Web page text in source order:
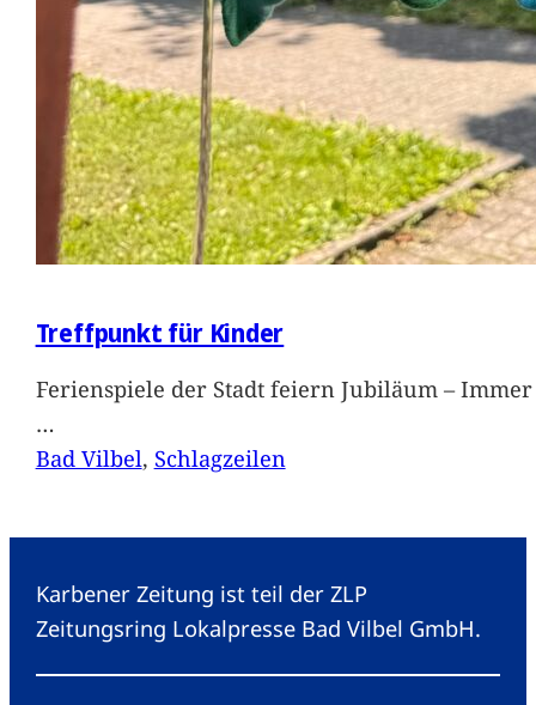
Treffpunkt für Kinder
Ferienspiele der Stadt feiern Jubiläum –
…
Bad Vilbel, Schlagzeilen
Karbener Zeitung ist teil der ZLP
Zeitungsring Lokalpresse Bad Vilbel GmbH.